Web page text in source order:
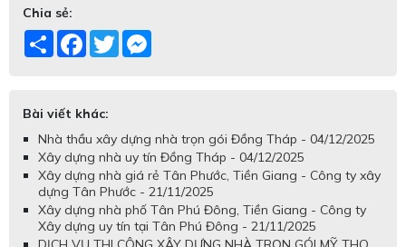
Chia sẻ:
Share Facebook
Twitter
Bài viết khác:
Nhà thầu xây dựng nhà trọn gói Đồng Tháp - 04/12/2025
Xây dựng nhà uy tín Đồng Tháp - 04/12/2025
Xây dựng nhà giá rẻ Tân Phước, Tiền Giang - Công ty xây
dựng Tân Phước - 21/11/2025
Xây dựng nhà phố Tân Phú Đông, Tiền Giang - Công ty
Xây dựng uy tín tại Tân Phú Đông - 21/11/2025